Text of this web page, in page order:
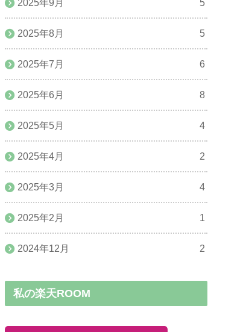
2025年8月 5
2025年7月 6
2025年6月 8
2025年5月 4
2025年4月 2
2025年3月 4
2025年2月 1
2024年12月 2
私の楽天ROOM